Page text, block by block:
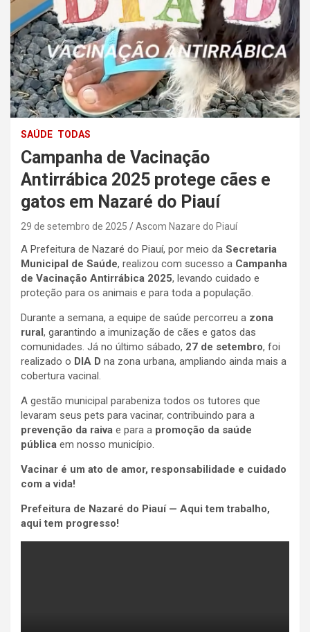
SAÚDE TODAS
Campanha de Vacinação
Antirrábica 2025 protege cães e
gatos em Nazaré do Piauí
29 de setembro de 2025 Ascom Nazare do Piauí
A Prefeitura de Nazaré do Piauí, por meio da Secretaria
Municipal de Saúde, realizou com sucesso a Campanha
de Vacinação Antirrábica 2025, levando cuidado e
proteção para os animais e para toda a população.
Durante a semana, a equipe de saúde percorreu a zona
rural, garantindo a imunização de cães e gatos das
comunidades. Já no último sábado, 27 de setembro, foi
realizado o DIA D na zona urbana, ampliando ainda mais a
cobertura vacinal.
A gestão municipal parabeniza todos os tutores que
levaram seus pets para vacinar, contribuindo para a
prevenção da raiva e para a promoção da saúde
pública em nosso município.
Vacinar é um ato de amor, responsabilidade e cuidado
com a vida!
Prefeitura de Nazaré do Piauí — Aqui tem trabalho,
aqui tem progresso!